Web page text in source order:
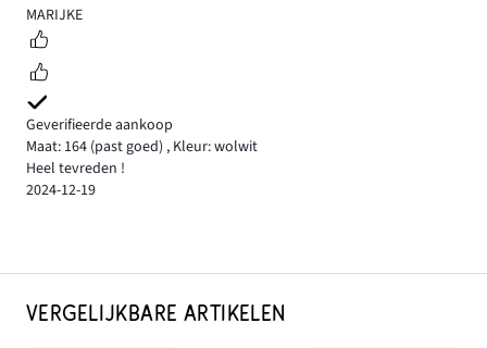
5
MARIJKE
Geverifieerde aankoop
Maat: 164 (past goed) , Kleur: wolwit
Heel tevreden !
2024-12-19
VERGELIJKBARE ARTIKELEN